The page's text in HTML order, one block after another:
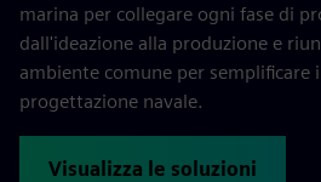
marina per collegare ogni fase di
dall'ideazione alla produzione e
ambiente comune per semplificare
progettazione navale.
Visualizza le soluzioni